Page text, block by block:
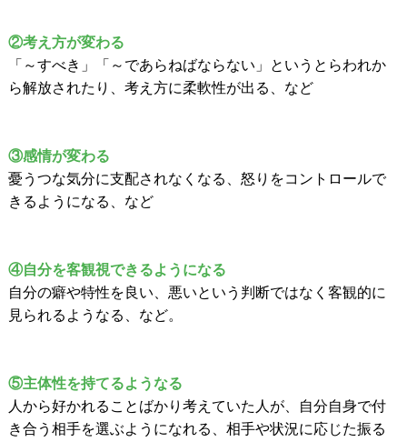
②考え方が変わる
「～すべき」「～であらねばならない」というとらわれか
ら解放されたり、考え方に柔軟性が出る、など
③感情が変わる
憂うつな気分に支配されなくなる、怒りをコントロールで
きるようになる、など
④自分を客観視できるようになる
自分の癖や特性を良い、悪いという判断ではなく客観的に
見られるようなる、など。
⑤主体性を持てるようなる
人から好かれることばかり考えていた人が、自分自身で付
き合う相手を選ぶようになれる、相手や状況に応じた振る